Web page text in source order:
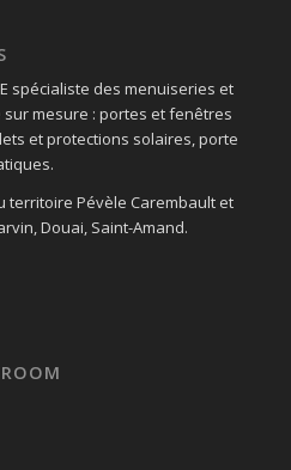
spécialiste des menuiseries et
mesure : portes et fenêtres
et protections solaires, porte
territoire Pévèle Carembault et
Douai, Saint-Amand.